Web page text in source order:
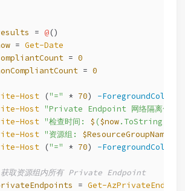
= @()
= Get-Date
= 0
= 0
Host ("=" * 70) -ForegroundColor
Host "Private Endpoint 网络隔离合规
Host "检查时间: $ ($now
Host "资源组: $ResourceGroupName
Host ("=" * 70) -ForegroundColor
取资源组内所有 Private Endpoint
= Get-